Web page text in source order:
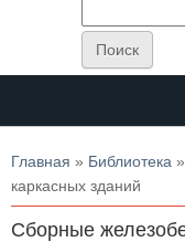
Вы здесь
Главная » Библиотека
каркасных зданий
Сборные